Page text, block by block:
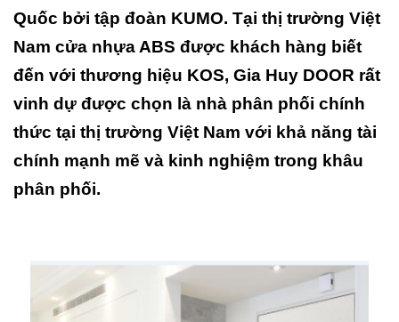
Quốc bởi tập đoàn KUMO. Tại thị trường Việt
Nam cửa nhựa ABS được khách hàng biết
đến với thương hiệu KOS, Gia Huy DOOR rất
vinh dự được chọn là nhà phân phối chính
thức tại thị trường Việt Nam với khả năng tài
chính mạnh mẽ và kinh nghiệm trong khâu
phân phối.